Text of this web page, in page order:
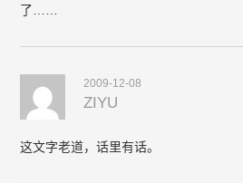
了……
2009-12-08
ZIYU
这文字老道，话里有话。